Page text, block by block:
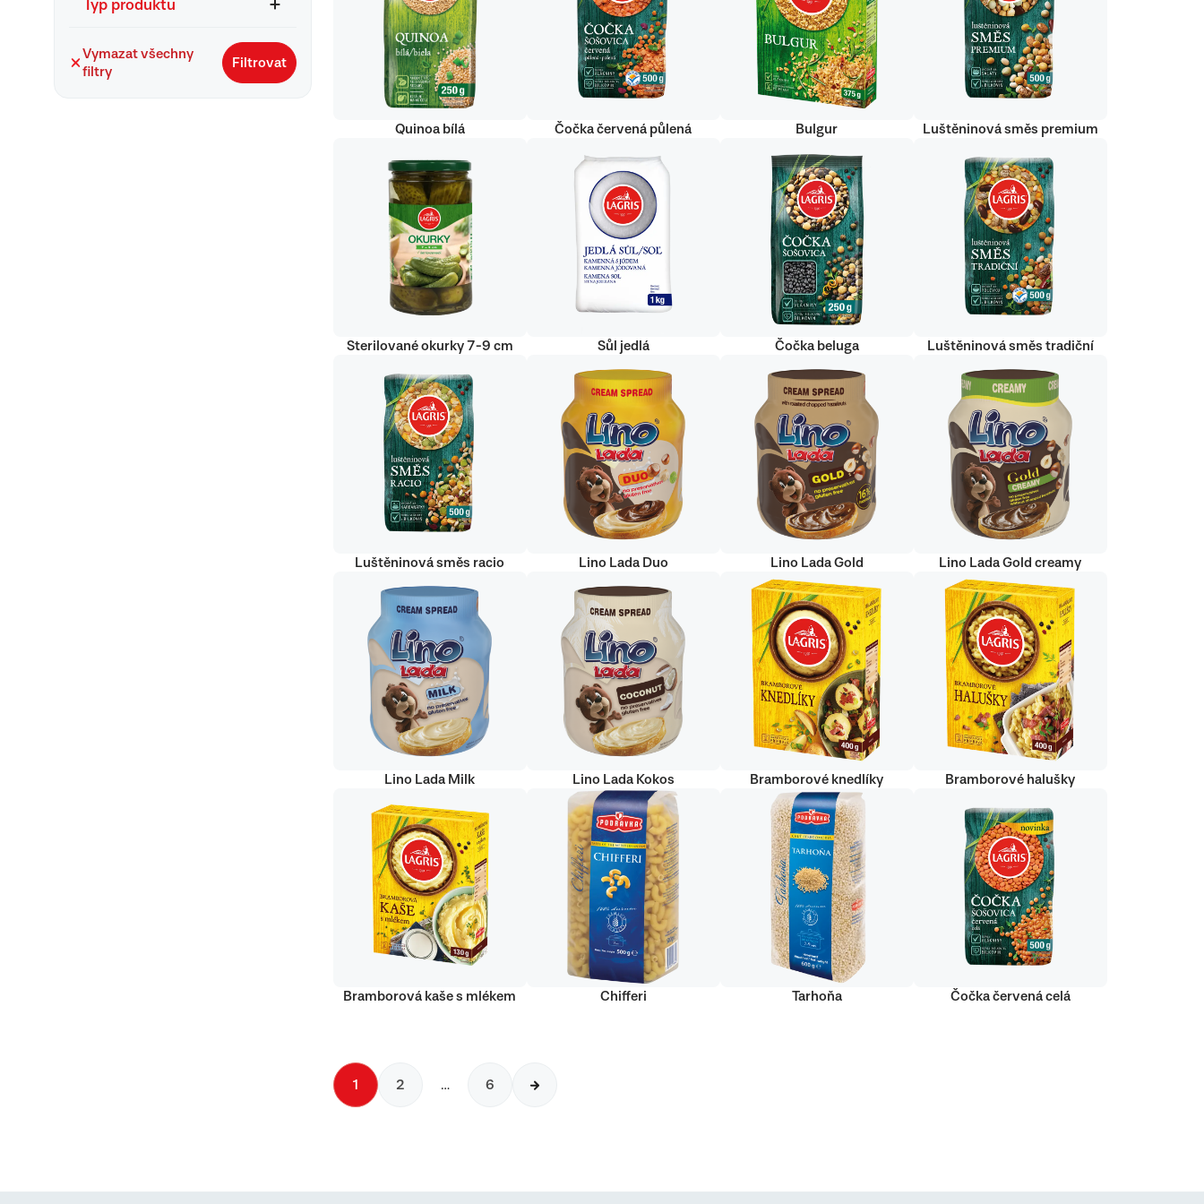
Typ produktu
Vymazat všechny
filtry
Filtrovat
Quinoa bílá Čočka červená půlená Bulgur Luštěninová směs premium
Sterilované okurky 7-9 cm Sůl jedlá Čočka beluga Luštěninová směs tradiční
Luštěninová směs racio Lino Lada Duo Lino Lada Gold Lino Lada Gold creamy
Lino Lada Milk Lino Lada Kokos Bramborové knedlíky Bramborové halušky
Bramborová kaše s mlékem Chifferi Tarhoňa Čočka červená celá
1 2 … 6